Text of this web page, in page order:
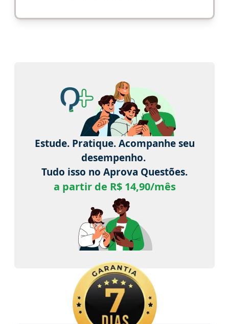
Estude. Pratique. Acompanhe seu
desempenho.
Tudo isso no Aprova Questões.
a partir de R$ 14,90/mês